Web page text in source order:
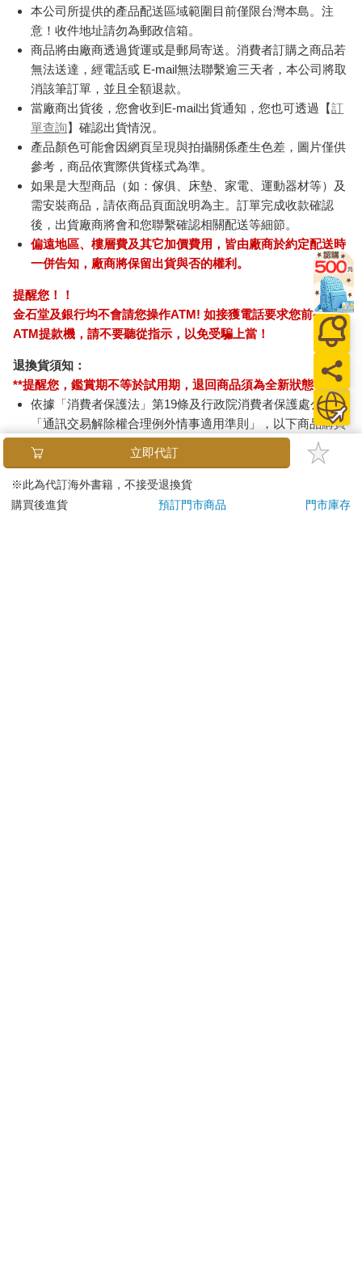
本公司所提供的產品配送區域範圍目前僅限台灣本島。注
意！收件地址請勿為郵政信箱。
商品將由廠商透過貨運或是郵局寄送。消費者訂購之商品若
無法送達，經電話或 E-mail無法聯繫逾三天者，本公司將取
消該筆訂單，並且全額退款。
當廠商出貨後，您會收到E-mail出貨通知，您也可透過【訂
單查詢】確認出貨情況。
產品顏色可能會因網頁呈現與拍攝關係產生色差，圖片僅供
參考，商品依實際供貨樣式為準。
如果是大型商品（如：傢俱、床墊、家電、運動器材等）及
需安裝商品，請依商品頁面說明為主。訂單完成收款確認
後，出貨廠商將會和您聯繫確認相關配送等細節。
偏遠地區、樓層費及其它加價費用，皆由廠商於約定配送時
一併告知，廠商將保留出貨與否的權利。
提醒您！！
金石堂及銀行均不會請您操作ATM! 如接獲電話要求您前往
ATM提款機，請不要聽從指示，以免受騙上當！
退換貨須知：
**提醒您，鑑賞期不等於試用期，退回商品須為全新狀態**
依據「消費者保護法」第19條及行政院消費者保護處公告之
「通訊交易解除權合理例外情事適用準則」，以下商品購買
後，除商品本身有瑕疵外，將不提供7天的猶豫期：
易於腐敗、保存期限較短或解約時即將逾期。（如：生
鮮食品）
依消費者要求所為之客製化給付。（客製化商品）
立即代訂
※此為代訂海外書籍，不接受退換貨
購買後進貨
預訂門市商品 門市庫存